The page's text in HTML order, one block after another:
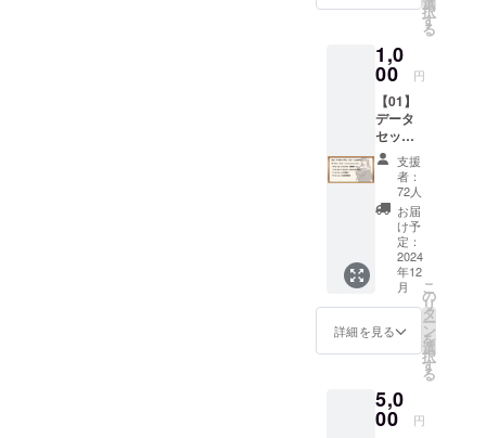
（お名
前入
感謝状
に入れ
たいお
名前を
備考欄
にご記
入くだ
さい。
者様へ
のリ
ターン
限定で
提供す
る、
「アン
ジーさ
ん」の
追加ボ
イス素
材詰め
合わせ
です。
（30種
類）
択
す
る
1,0
00 円
【01】
データ
セット
プラ
ン・ラ
イト
【デー
タセッ
ト・ラ
イト】
以下の
データ
のセッ
トをリ
ターン
いたし
ます。
■「アン
支援
者：
72人
お届
け予
定：
2024
年12
月
詳細を見る
こ
の
リ
タ
ー
ン
を
選
択
す
る
5,0
00 円